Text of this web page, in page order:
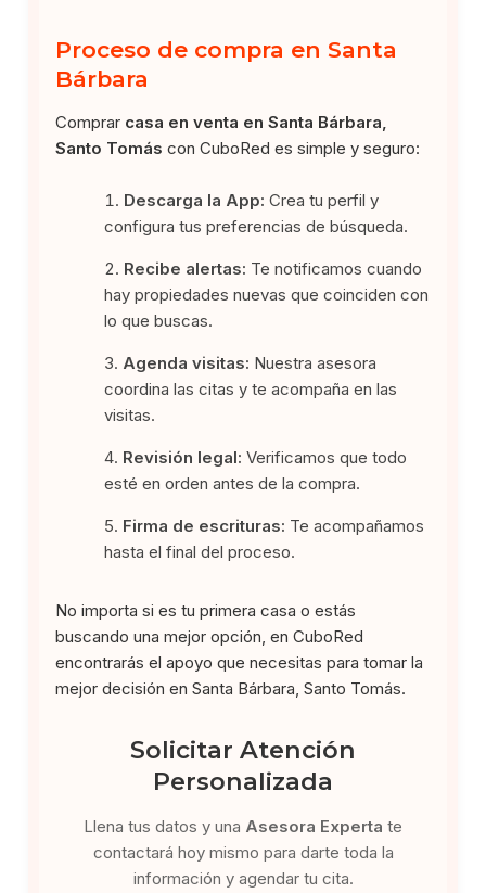
Proceso de compra en Santa
Bárbara
Comprar casa en venta en Santa Bárbara,
Santo Tomás con CuboRed es simple y seguro:
Descarga la App: Crea tu perfil y
configura tus preferencias de búsqueda.
Recibe alertas: Te notificamos cuando
hay propiedades nuevas que coinciden con
lo que buscas.
Agenda visitas: Nuestra asesora
coordina las citas y te acompaña en las
visitas.
Revisión legal: Verificamos que todo
esté en orden antes de la compra.
Firma de escrituras: Te acompañamos
hasta el final del proceso.
No importa si es tu primera casa o estás
buscando una mejor opción, en CuboRed
encontrarás el apoyo que necesitas para tomar la
mejor decisión en Santa Bárbara, Santo Tomás.
Solicitar Atención
Personalizada
Llena tus datos y una Asesora Experta te
contactará hoy mismo para darte toda la
información y agendar tu cita.